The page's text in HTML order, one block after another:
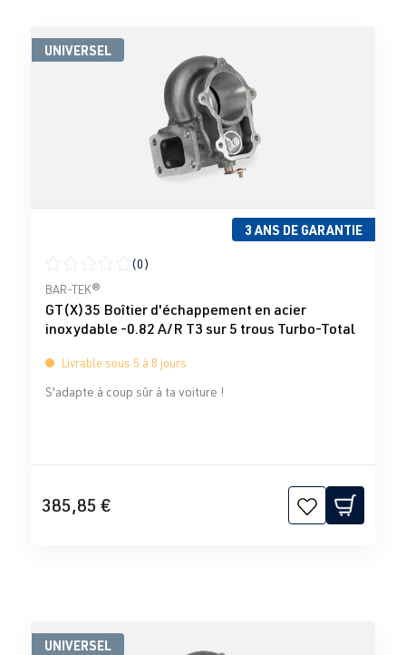
UNIVERSEL
3 ANS DE GARANTIE
Note moyenne de 0 sur 5 étoiles
(0)
BAR-TEK®
GT(X)35 Boîtier d'échappement en acier
inoxydable -0.82 A/R T3 sur 5 trous Turbo-Total
Livrable sous 5 à 8 jours
S'adapte à coup sûr à ta voiture !
385,85 €
UNIVERSEL